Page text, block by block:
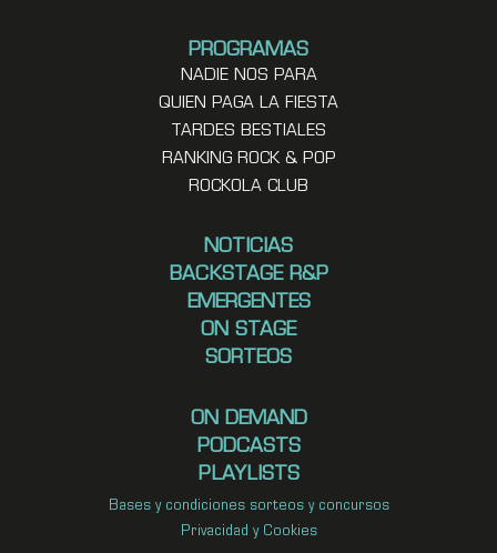
PROGRAMAS
NADIE NOS PARA
QUIEN PAGA LA FIESTA
TARDES BESTIALES
RANKING ROCK & POP
ROCKOLA CLUB
NOTICIAS
BACKSTAGE R&P
EMERGENTES
ON STAGE
SORTEOS
ON DEMAND
PODCASTS
PLAYLISTS
Bases y condiciones sorteos y concursos
Privacidad y Cookies